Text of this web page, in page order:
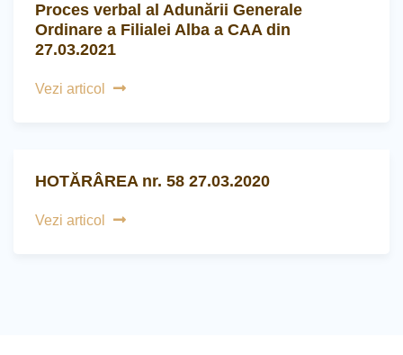
Proces verbal al Adunării Generale
Ordinare a Filialei Alba a CAA din
27.03.2021
Vezi articol
HOTĂRÂREA nr. 58 27.03.2020
Vezi articol